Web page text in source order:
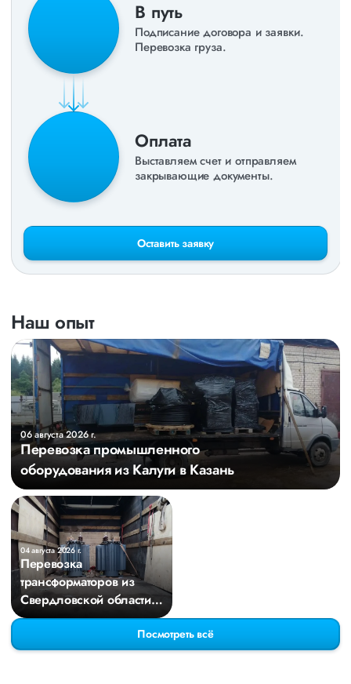
В путь
Подписание договора и заявки.
Перевозка груза.
Оплата
Выставляем счет и отправляем
закрывающие документы.
Оставить заявку
Наш опыт
06 августа 2026 г.
Перевозка промышленного
оборудования из Калуги в Казань
04 августа 2026 г.
Перевозка
трансформаторов из
Свердловской области в
Киров
Посмотреть всё